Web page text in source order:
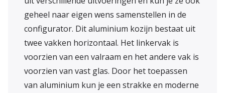
geheel naar eigen wens samenstellen in de
configurator. Dit aluminium kozijn bestaat uit
twee vakken horizontaal. Het linkervak is
voorzien van een valraam en het andere vak is
voorzien van vast glas. Door het toepassen
van aluminium kun je een strakke en moderne